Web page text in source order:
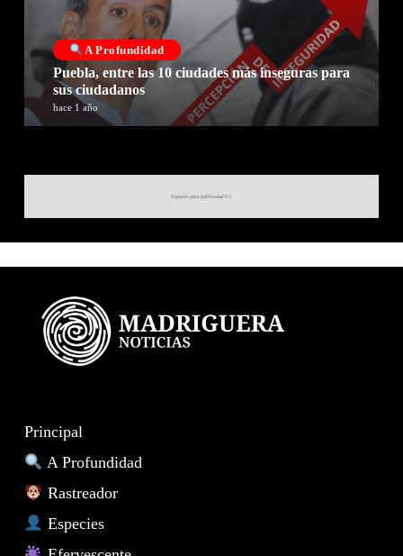
A Profundidad
Puebla, entre las 10 ciudades más inseguras para
sus ciudadanos
hace 1 año
Principal
A Profundidad
Rastreador
Especies